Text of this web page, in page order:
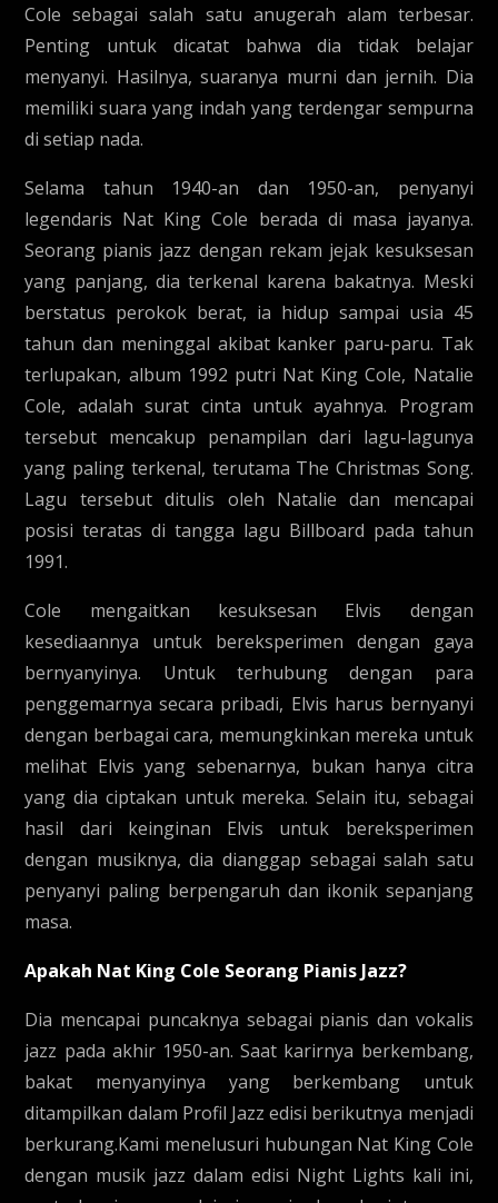
Cole sebagai salah satu anugerah alam terbesar.
Penting untuk dicatat bahwa dia tidak belajar
menyanyi. Hasilnya, suaranya murni dan jernih. Dia
memiliki suara yang indah yang terdengar sempurna
di setiap nada.
Selama tahun 1940-an dan 1950-an, penyanyi
legendaris Nat King Cole berada di masa jayanya.
Seorang pianis jazz dengan rekam jejak kesuksesan
yang panjang, dia terkenal karena bakatnya. Meski
berstatus perokok berat, ia hidup sampai usia 45
tahun dan meninggal akibat kanker paru-paru. Tak
terlupakan, album 1992 putri Nat King Cole, Natalie
Cole, adalah surat cinta untuk ayahnya. Program
tersebut mencakup penampilan dari lagu-lagunya
yang paling terkenal, terutama The Christmas Song.
Lagu tersebut ditulis oleh Natalie dan mencapai
posisi teratas di tangga lagu Billboard pada tahun
1991.
Cole mengaitkan kesuksesan Elvis dengan
kesediaannya untuk bereksperimen dengan gaya
bernyanyinya. Untuk terhubung dengan para
penggemarnya secara pribadi, Elvis harus bernyanyi
dengan berbagai cara, memungkinkan mereka untuk
melihat Elvis yang sebenarnya, bukan hanya citra
yang dia ciptakan untuk mereka. Selain itu, sebagai
hasil dari keinginan Elvis untuk bereksperimen
dengan musiknya, dia dianggap sebagai salah satu
penyanyi paling berpengaruh dan ikonik sepanjang
masa.
Apakah Nat King Cole Seorang Pianis Jazz?
Dia mencapai puncaknya sebagai pianis dan vokalis
jazz pada akhir 1950-an. Saat karirnya berkembang,
bakat menyanyinya yang berkembang untuk
ditampilkan dalam Profil Jazz edisi berikutnya menjadi
berkurang.Kami menelusuri hubungan Nat King Cole
dengan musik jazz dalam edisi Night Lights kali ini,